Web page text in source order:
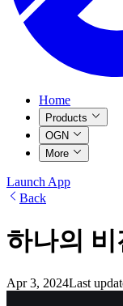
Home
Products
OGN
More
Launch App
Back
하나의
Apr 3, 2024Last